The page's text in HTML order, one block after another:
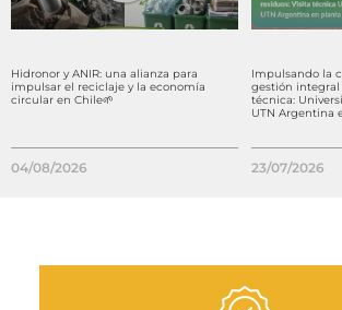
Hidronor y ANIR: una alianza para
impulsar el reciclaje y la economía
circular en Chile🌱
04/08/2026
Impulsando la
gestión integral
técnica:
UTN Argentina
23/07/2026